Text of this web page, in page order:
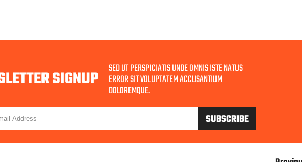
SIGNUP SED UT PERSPICIATIS UNDE OMNIS ISTE NATUS
ERROR SIT VOLUPTATEM ACCUSANTIUM
DOLOREMQUE.